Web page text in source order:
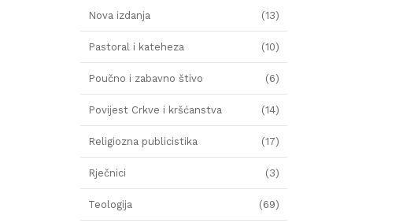
Nova izdanja (13)
Pastoral i kateheza (10)
Poučno i zabavno štivo (6)
Povijest Crkve i kršćanstva (14)
Religiozna publicistika (17)
Rječnici (3)
Teologija (69)